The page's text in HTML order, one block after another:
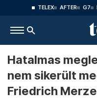
TELEX AFTER G7
Hatalmas
nem sikerült
Friedrich